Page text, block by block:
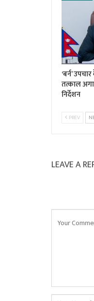
‘बर्न’
तत्काल
निर्देशन
PREV
LEAVE A